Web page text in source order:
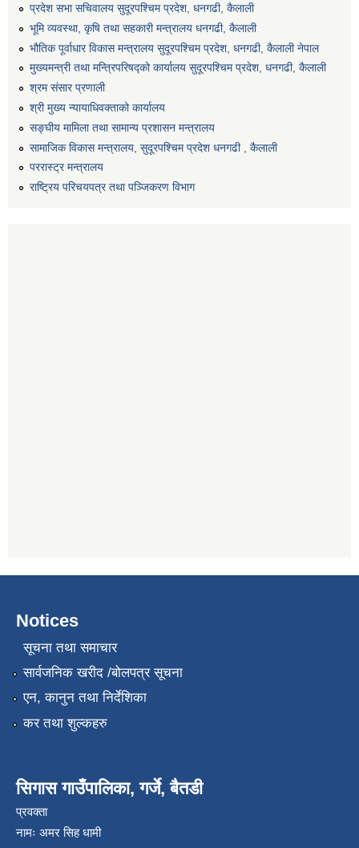
प्रदेश सभा सचिवालय सुदूरपश्‍चिम प्रदेश, धनगढी, कैलाली
भूमि व्यवस्था, कृषि तथा सहकारी मन्त्रालय धनगढी, कैलाली
भौतिक पूर्वाधार विकास मन्त्रालय सुदूरपश्चिम प्रदेश, धनगढी, कैलाली नेपाल
मुख्यमन्त्री तथा मन्त्रिपरिषद्को कार्यालय सुदूरपश्चिम प्रदेश, धनगढी, कैलाली
श्रम संसार प्रणाली
श्री मुख्य न्यायाधिवक्ताको कार्यालय
सङ्‍घीय मामिला तथा सामान्य प्रशासन मन्त्रालय
सामाजिक विकास मन्त्रालय, सुदूरपश्चिम प्रदेश धनगढी , कैलाली
पररास्ट्र मन्त्रालय
राष्ट्रिय परिचयपत्र तथा पञ्जिकरण विभाग
Notices
सूचना तथा समाचार
सार्वजनिक खरीद /बोलपत्र सूचना
एन, कानुन तथा निर्देशिका
कर तथा शुल्कहरु
सिगास गाउँपालिका, गर्जे, बैतडी
प्रवक्ता
नामः अमर सिह धामी